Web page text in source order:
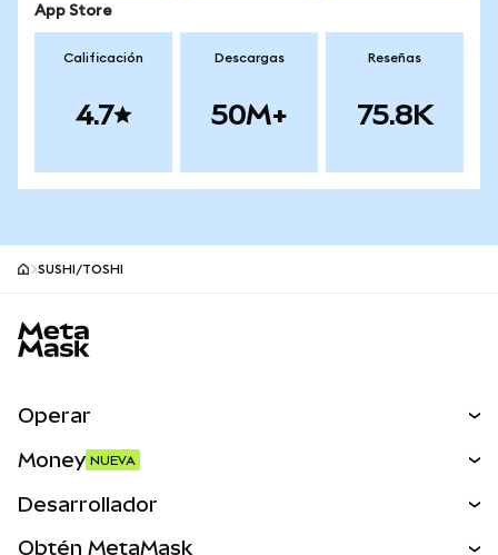
App Store
Calificación
4.7
Descargas
50M+
Reseñas
75.8K
SUSHI/TOSHI
Operar
Money NUEVA
Desarrollador
Obtén MetaMask